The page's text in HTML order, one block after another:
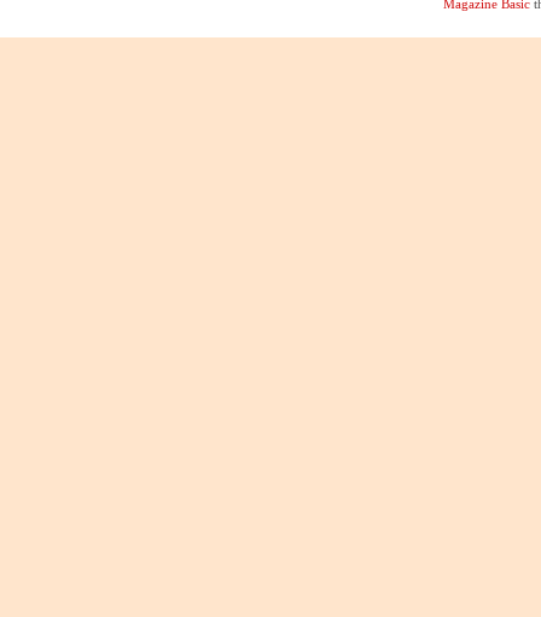
Magazine Basic